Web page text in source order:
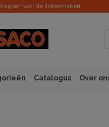
voor de lijstenmakerij
Catalogus Over